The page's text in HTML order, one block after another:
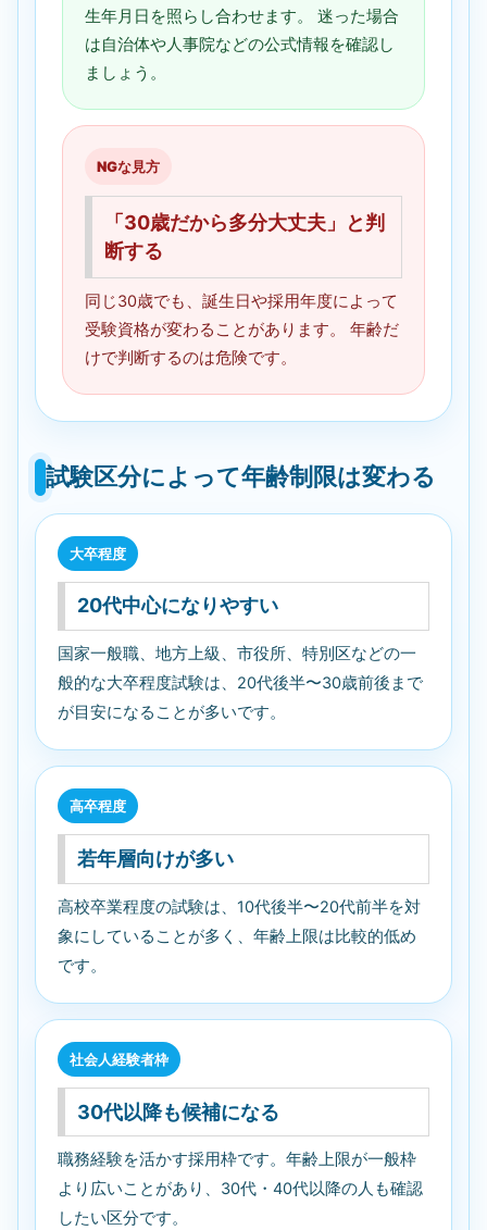
生年月日を照らし合わせます。 迷った場合
は自治体や人事院などの公式情報を確認し
ましょう。
NGな見方
「30歳だから多分大丈夫」と判
断する
同じ30歳でも、誕生日や採用年度によって
受験資格が変わることがあります。 年齢だ
けで判断するのは危険です。
試験区分によって年齢制限は変わる
大卒程度
20代中心になりやすい
国家一般職、地方上級、市役所、特別区などの一
般的な大卒程度試験は、20代後半〜30歳前後まで
が目安になることが多いです。
高卒程度
若年層向けが多い
高校卒業程度の試験は、10代後半〜20代前半を対
象にしていることが多く、年齢上限は比較的低め
です。
社会人経験者枠
30代以降も候補になる
職務経験を活かす採用枠です。年齢上限が一般枠
より広いことがあり、30代・40代以降の人も確認
したい区分です。